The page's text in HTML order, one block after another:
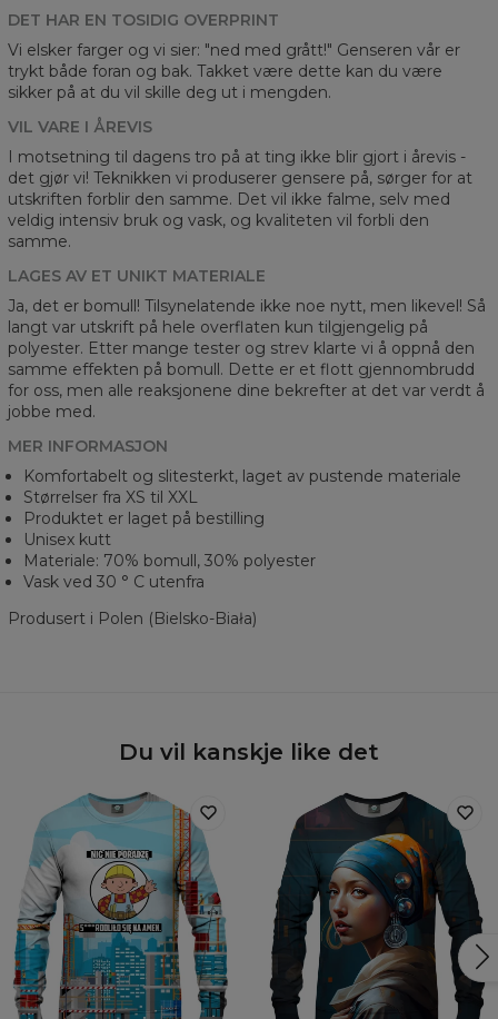
DET HAR EN TOSIDIG OVERPRINT
Vi elsker farger og vi sier: "ned med grått!" Genseren vår er
trykt både foran og bak. Takket være dette kan du være
sikker på at du vil skille deg ut i mengden.
VIL VARE I ÅREVIS
I motsetning til dagens tro på at ting ikke blir gjort i årevis -
det gjør vi! Teknikken vi produserer gensere på, sørger for at
utskriften forblir den samme. Det vil ikke falme, selv med
veldig intensiv bruk og vask, og kvaliteten vil forbli den
samme.
LAGES AV ET UNIKT MATERIALE
Ja, det er bomull! Tilsynelatende ikke noe nytt, men likevel! Så
langt var utskrift på hele overflaten kun tilgjengelig på
polyester. Etter mange tester og strev klarte vi å oppnå den
samme effekten på bomull. Dette er et flott gjennombrudd
for oss, men alle reaksjonene dine bekrefter at det var verdt å
jobbe med.
MER INFORMASJON
Komfortabelt og slitesterkt, laget av pustende materiale
Størrelser fra XS til XXL
Produktet er laget på bestilling
Unisex kutt
Materiale: 70% bomull, 30% polyester
Vask ved 30 ° C utenfra
Produsert i Polen (Bielsko-Biała)
Du vil kanskje like det